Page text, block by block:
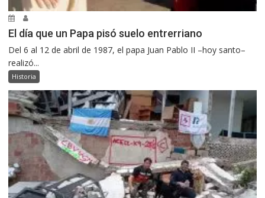
El día que un Papa pisó suelo entrerriano
Del 6 al 12 de abril de 1987, el papa Juan Pablo II –hoy santo–
realizó...
Historia